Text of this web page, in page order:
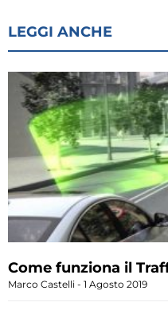
LEGGI ANCHE
Come funziona il
Marco Castelli 1 Agosto 2019